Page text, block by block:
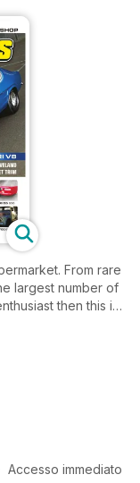
largest number of
then this is
without!
Accesso immediato